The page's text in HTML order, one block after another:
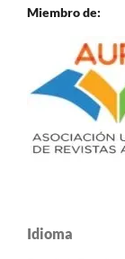
Miembro de:
Idioma